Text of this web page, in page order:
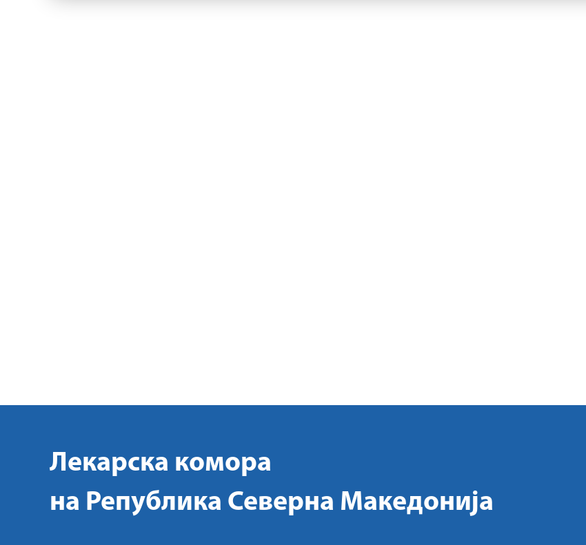
Лекарска комора
на Република Северна Македонија